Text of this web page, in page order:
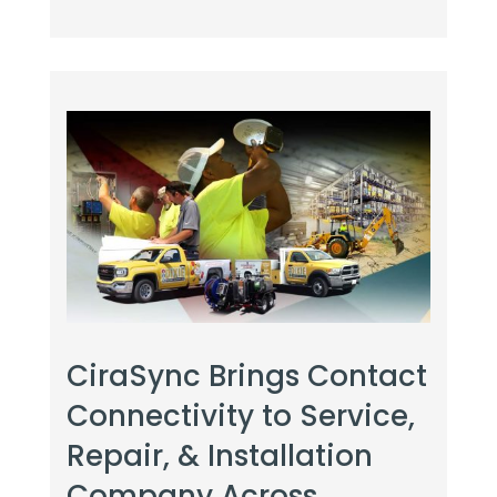
CiraSync Brings Contact
Connectivity to Service,
Repair, & Installation